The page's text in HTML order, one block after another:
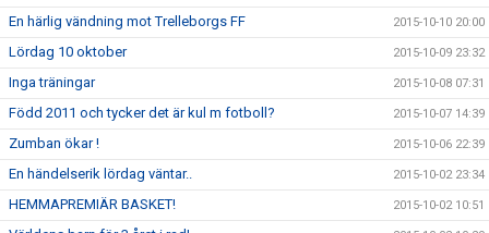
En härlig vändning mot Trelleborgs FF 2015-10-10 20:00
Lördag 10 oktober 2015-10-09 23:32
Inga träningar 2015-10-08 07:31
Född 2011 och tycker det är kul m fotboll? 2015-10-07 14:39
Zumban ökar ! 2015-10-06 22:39
En händelserik lördag väntar.. 2015-10-02 23:34
HEMMAPREMIÄR BASKET! 2015-10-02 10:51